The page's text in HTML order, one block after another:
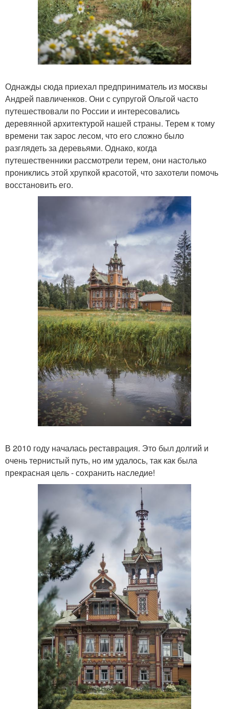
Однажды сюда приехал предприниматель из москвы
Андрей павличенков. Они с супругой Ольгой часто
путешествовали по России и интересовались
деревянной архитектурой нашей страны. Терем к тому
времени так зарос лесом, что его сложно было
разглядеть за деревьями. Однако, когда
путешественники рассмотрели терем, они настолько
прониклись этой хрупкой красотой, что захотели помочь
восстановить его.
В 2010 году началась реставрация. Это был долгий и
очень тернистый путь, но им удалось, так как была
прекрасная цель - сохранить наследие!